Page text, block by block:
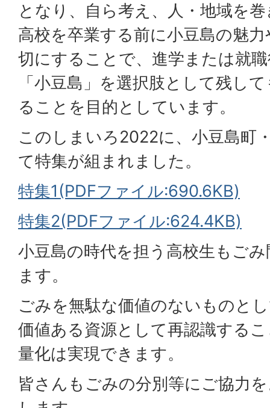
となり、自ら考え、人・地域を
高校を卒業する前に小豆島の魅
切にすることで、進学または就
「小豆島」を選択肢として残し
ることを目的としています。
このしまいろ2022に、小豆島町
て特集が組まれました。
特集1(PDFファイル:690.6KB)
特集2(PDFファイル:624.4KB)
小豆島の時代を担う高校生もご
ます。
ごみを無駄な価値のないものと
価値ある資源として再認識する
量化は実現できます。
皆さんもごみの分別等にご協力